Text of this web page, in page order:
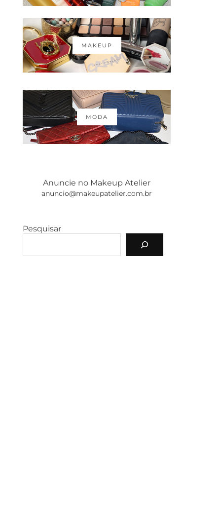
MAKEUP
MODA
Anuncie no Makeup Atelier
anuncio@makeupatelier.com.br
Pesquisar